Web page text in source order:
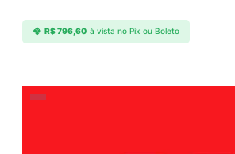
R$796,60 à vista no Pix ou Boleto